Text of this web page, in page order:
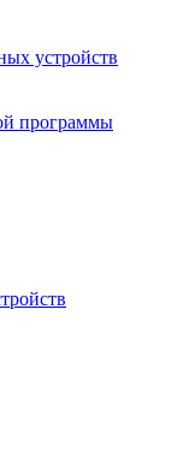
устройств
программы